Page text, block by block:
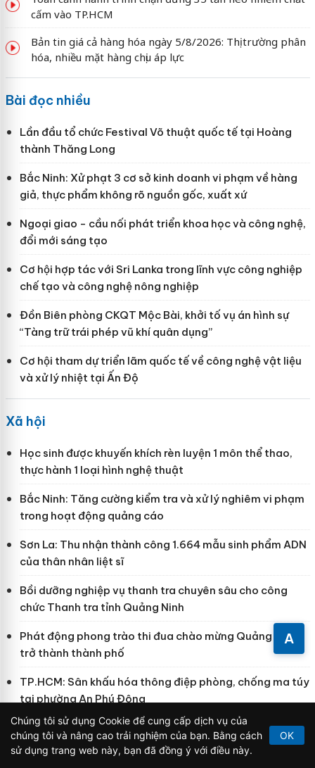
A
cấm vào TP.HCM
Bản tin giá cả hàng hóa ngày 5/8/2026: Thị trường phân
hóa, nhiều mặt hàng chịu áp lực
Bài đọc nhiều
Lần đầu tổ chức Festival Võ thuật quốc tế tại Hoàng
thành Thăng Long
Bắc Ninh: Xử phạt 3 cơ sở kinh doanh vi phạm về hàng
giả, thực phẩm không rõ nguồn gốc, xuất xứ
Ngoại giao - cầu nối phát triển khoa học và công nghệ,
đổi mới sáng tạo
Cơ hội hợp tác với Sri Lanka trong lĩnh vực công nghiệp
chế tạo và công nghệ nông nghiệp
Đồn Biên phòng CKQT Mộc Bài, khởi tố vụ án hình sự
“Tàng trữ trái phép vũ khí quân dụng”
Cơ hội tham dự triển lãm quốc tế về công nghệ vật liệu
và xử lý nhiệt tại Ấn Độ
Xã hội
Học sinh được khuyến khích rèn luyện 1 môn thể thao,
thực hành 1 loại hình nghệ thuật
Bắc Ninh: Tăng cường kiểm tra và xử lý nghiêm vi phạm
trong hoạt động quảng cáo
Sơn La: Thu nhận thành công 1.664 mẫu sinh phẩm ADN
của thân nhân liệt sĩ
Bồi dưỡng nghiệp vụ thanh tra chuyên sâu cho công
chức Thanh tra tỉnh Quảng Ninh
Phát động phong trào thi đua chào mừng Quảng Ninh
trở thành thành phố
TP.HCM: Sân khấu hóa thông điệp phòng, chống ma túy
tại phường An Phú Đông
Chống hàng giả
Chúng tôi sử dụng Cookie để cung cấp dịch vụ của
chúng tôi và nâng cao trải nghiệm của bạn. Bằng cách
sử dụng trang web này, bạn đã đồng ý với điều này.
OK